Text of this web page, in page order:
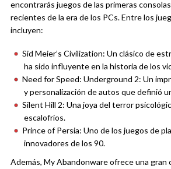
encontrarás juegos de las primeras
recientes de la era de los PCs. Entre los
incluyen:
Sid Meier’s Civilization: Un clásico de
ha sido influyente en la historia de los
Need for Speed: Underground 2: Un
y personalización de autos que definió
Silent Hill 2: Una joya del terror
escalofríos.
Prince of Persia: Uno de los juegos de
innovadores de los 90.
Además, My Abandonware ofrece una gran